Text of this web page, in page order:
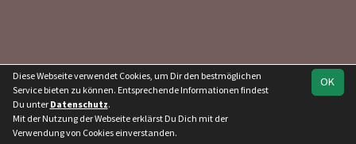
OK
Diese Webseite verwendet Cookies, um Dir den bestmöglichen
Service bieten zu können. Entsprechende Informationen findest
Du unter Datenschutz.
Mit der Nutzung der Webseite erklärst Du Dich mit der
Verwendung von Cookies einverstanden.